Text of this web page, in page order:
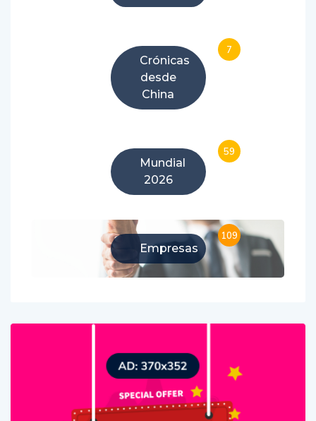
Crónicas
desde
China
7
Mundial
2026
59
Empresas
109